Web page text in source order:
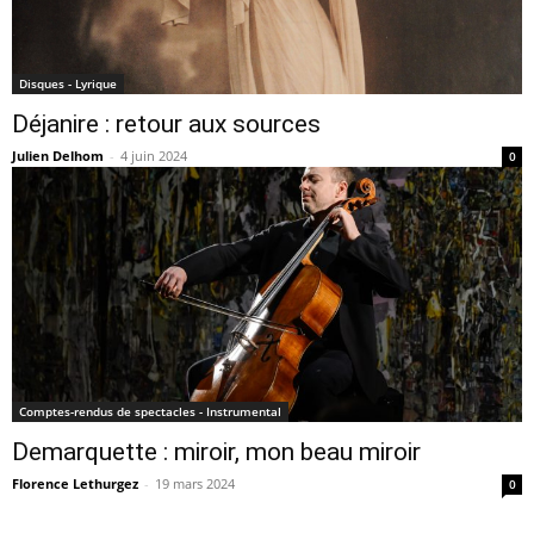
Disques - Lyrique
Déjanire : retour aux sources
Julien Delhom - 4 juin 2024 0
Comptes-rendus de spectacles - Instrumental
Demarquette : miroir, mon beau miroir
Florence Lethurgez - 19 mars 2024 0